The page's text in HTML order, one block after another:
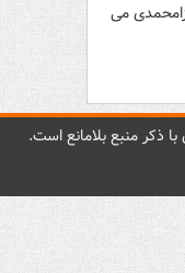
می
ذکر منبع بلامانع است.